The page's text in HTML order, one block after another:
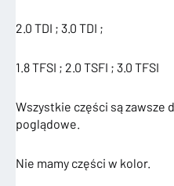
2.0 TDI ; 3.0 TDI ;
1.8 TFSI ; 2.0 TSFI ; 3.0 TFSI
Wszystkie części są zawsze
poglądowe.
Nie mamy części w kolor.